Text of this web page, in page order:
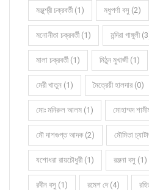
মঞ্জুশ্রী চক্রবর্তী (1) মধুপর্ণা বসু (2)
মনোনীতা চক্রবর্তী (1) মন্দিরা গাঙ্গুলী
মালা চক্রবর্তী (1) মিঠুন মুখার্জী (1)
মেরী খাতুন (1) মৈত্রেয়ী হালদার (0)
মোঃ মনিরুল আলম (1) মোহাম্মদ
মৌ দাশগুপ্ত আদক (2) মৌমিতা
যশোধরা রায়চৌধুরী (1) রঞ্জনা বসু (1)
রবীন বসু (1) রমেশ দে (4)